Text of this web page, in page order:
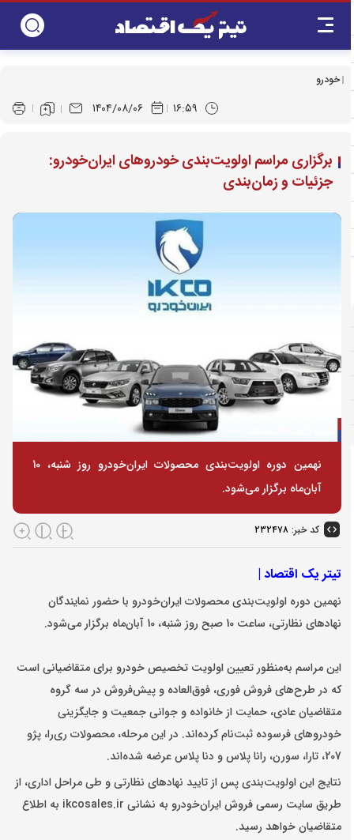
خودرو
۱۴۰۴/۰۸/۰۶ ۱۶:۵۹
برگزاری مراسم اولویت‌بندی خودروهای ایران‌خودرو:
جزئیات و زمان‌بندی
نهمین دوره اولویت‌بندی محصولات ایران‌خودرو روز شنبه، 10
آبان‌ماه برگزار می‌شود.
کد خبر: ۲۳۲۴۷۸
تیتر یک اقتصاد |
نهمین دوره اولویت‌بندی محصولات ایران‌خودرو با حضور نمایندگان
نهادهای نظارتی، ساعت 10 صبح روز شنبه، 10 آبان‌ماه برگزار می‌شود.
این مراسم به‌منظور تعیین اولویت تخصیص خودرو برای متقاضیانی است
که در طرح‌های فروش فوری، فوق‌العاده و پیش‌فروش در سه گروه
متقاضیان عادی، حمایت از خانواده و جوانی جمعیت و جایگزینی
خودروهای فرسوده ثبت‌نام کرده‌اند. در این مرحله، محصولات ری‌را، پژو
207، تارا، سورن، رانا پلاس و دنا پلاس عرضه شده‌اند.
نتایج این اولویت‌بندی پس از تایید نهادهای نظارتی و طی مراحل اداری، از
طریق سایت رسمی فروش ایران‌خودرو به نشانی ikcosales.ir به اطلاع
متقاضیان خواهد رسید.